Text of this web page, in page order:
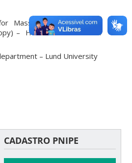
Mass Spectrometry and
– Hochschule Mannheim
– Lund University
CADASTRO PNIPE